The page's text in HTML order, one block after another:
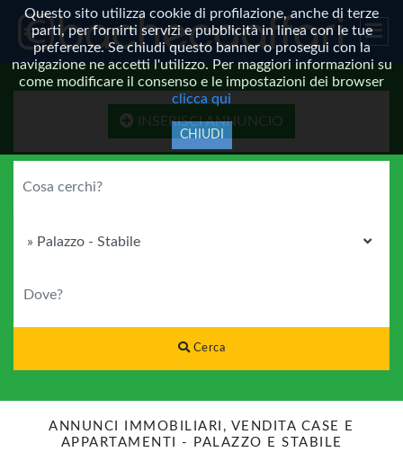
Questo sito utilizza cookie di profilazione, anche di terze
parti, per fornirti servizi e pubblicità in linea con le tue
preferenze. Se chiudi questo banner o prosegui con la
navigazione ne accetti l'utilizzo. Per maggiori informazioni su
come modificare il consenso e le impostazioni dei browser
clicca qui
CHIUDI
INSERISCI ANNUNCIO
Cerca
ANNUNCI IMMOBILIARI, VENDITA CASE E
APPARTAMENTI - PALAZZO E STABILE